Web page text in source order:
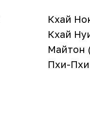
Кхай
Кхай
Майтон
Пхи-